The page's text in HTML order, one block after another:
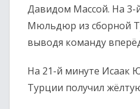
Давидом Массой. На 3-
Мюльдюр из сборной
выводя команду
На 21-й минуте Исаак
Турции получил